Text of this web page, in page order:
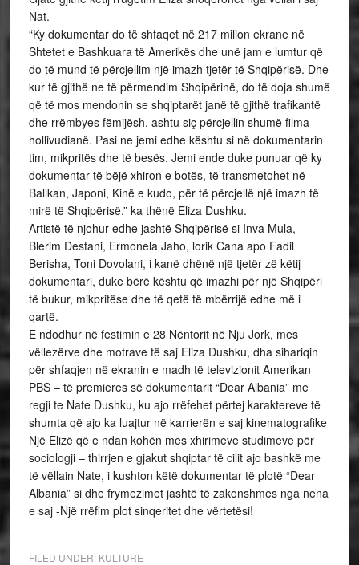
Nat.
“Ky dokumentar do të shfaqet në 217 milion ekrane në
Shtetet e Bashkuara të Amerikës dhe unë jam e lumtur që
do të mund të përcjellim një imazh tjetër të Shqipërisë. Dhe
kur të gjithë ne të përmendim Shqipërinë, do të doja shumë
që të mos mendonin se shqiptarët janë të gjithë trafikantë
dhe rrëmbyes fëmijësh, ashtu siç përcjellin shumë filma
hollivudianë. Pasi ne jemi edhe kështu si në dokumentarin
tim, mikpritës dhe të besës. Jemi ende duke punuar që ky
dokumentar të bëjë xhiron e botës, të transmetohet në
Ballkan, Japoni, Kinë e kudo, për të përcjellë një imazh të
mirë të Shqipërisë.” ka thënë Eliza Dushku.
Artistë të njohur edhe jashtë Shqipërisë si Inva Mula,
Blerim Destani, Ermonela Jaho, lorik Cana apo Fadil
Berisha, Toni Dovolani, i kanë dhënë një tjetër zë këtij
dokumentari, duke bërë kështu që imazhi për një Shqipëri
të bukur, mikpritëse dhe të qetë të mbërrijë edhe më i
qartë.
E ndodhur në festimin e 28 Nëntorit në Nju Jork, mes
vëllezërve dhe motrave të saj Eliza Dushku, dha sihariqin
për shfaqjen në ekranin e madh të televizionit Amerikan
PBS – të premieres së dokumentarit “Dear Albania” me
regji te Nate Dushku, ku ajo rrëfehet përtej karaktereve të
shumta që ajo ka luajtur në karrierën e saj kinematografike
Një Elizë që e ndan kohën mes xhirimeve studimeve për
sociologji – thirrjen e gjakut shqiptar të cilit ajo bashkë me
të vëllain Nate, i kushton këtë dokumentar të plotë “Dear
Albania” si dhe frymezimet jashtë të zakonshmes nga nena
e saj -Një rrëfim plot sinqeritet dhe vërtetësi!
FILED UNDER: KULTURE